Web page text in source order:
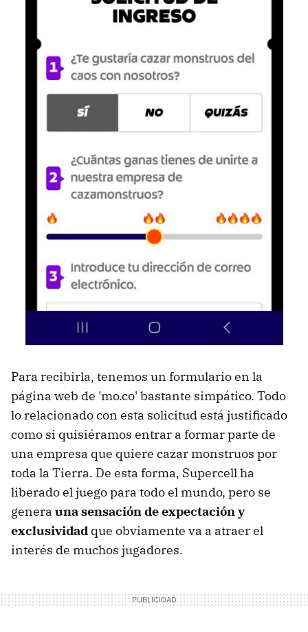
Para recibirla, tenemos un formulario en la
página web de 'mo.co' bastante simpático. Todo
lo relacionado con esta solicitud está justificado
como si quisiéramos entrar a formar parte de
una empresa que quiere cazar monstruos por
toda la Tierra. De esta forma, Supercell ha
liberado el juego para todo el mundo, pero se
genera una sensación de expectación y
exclusividad que obviamente va a atraer el
interés de muchos jugadores.